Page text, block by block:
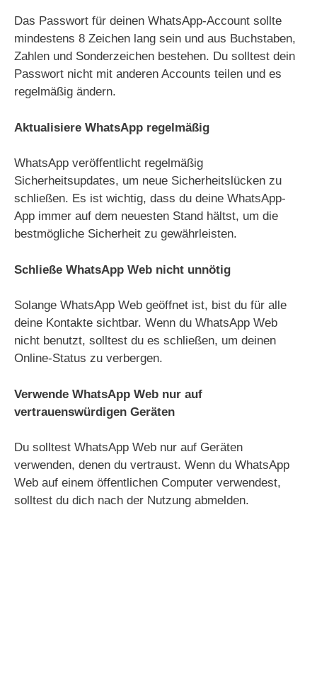
Das Passwort für deinen WhatsApp-Account sollte
mindestens 8 Zeichen lang sein und aus Buchstaben,
Zahlen und Sonderzeichen bestehen. Du solltest dein
Passwort nicht mit anderen Accounts teilen und es
regelmäßig ändern.
Aktualisiere WhatsApp regelmäßig
WhatsApp veröffentlicht regelmäßig
Sicherheitsupdates, um neue Sicherheitslücken zu
schließen. Es ist wichtig, dass du deine WhatsApp-
App immer auf dem neuesten Stand hältst, um die
bestmögliche Sicherheit zu gewährleisten.
Schließe WhatsApp Web nicht unnötig
Solange WhatsApp Web geöffnet ist, bist du für alle
deine Kontakte sichtbar. Wenn du WhatsApp Web
nicht benutzt, solltest du es schließen, um deinen
Online-Status zu verbergen.
Verwende WhatsApp Web nur auf
vertrauenswürdigen Geräten
Du solltest WhatsApp Web nur auf Geräten
verwenden, denen du vertraust. Wenn du WhatsApp
Web auf einem öffentlichen Computer verwendest,
solltest du dich nach der Nutzung abmelden.